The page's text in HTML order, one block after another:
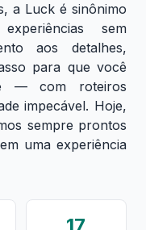
a Luck é sinônimo
sem
aos detalhes,
para que você
— com roteiros
impecável. Hoje,
sempre prontos
uma experiência